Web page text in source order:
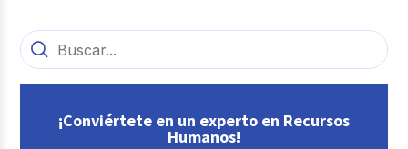
¡Conviértete en un experto en Recursos
Humanos!